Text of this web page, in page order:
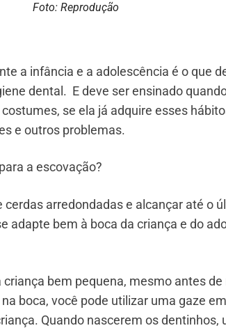
Foto: Reprodução
a infância e a adolescência é o que
dental. E deve ser ensinado
se ela já adquire esses
e outros problemas.
a escovação?
arredondadas e alcançar até o
adapte bem à boca da criança e do
bem pequena, mesmo antes
boca, você pode utilizar uma gaze
Quando nascerem os dentinhos,